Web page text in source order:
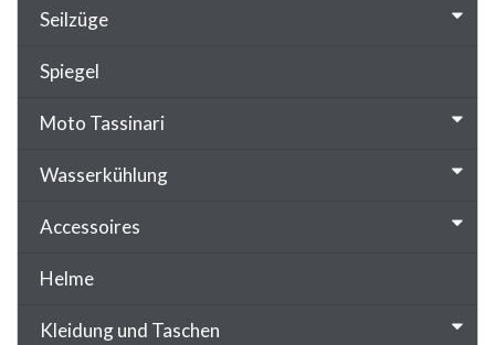
Seilzüge
Spiegel
Moto Tassinari
Wasserkühlung
Accessoires
Helme
Kleidung und Taschen